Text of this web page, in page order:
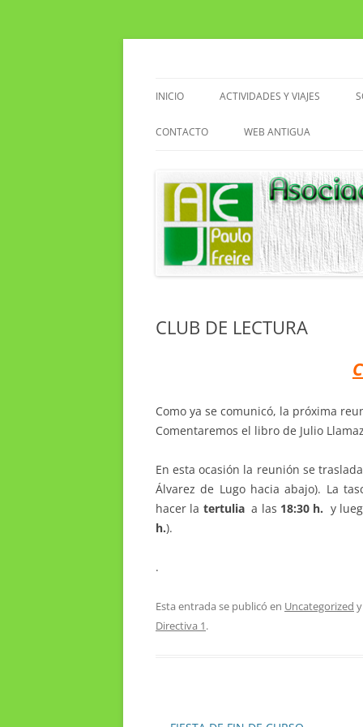
Saltar
INICIO ACTIVIDADES Y VIAJES
VIAJES
EXCURSIONES
SENDERISMO
CLUB DE LECTURA
CONTACTO WEB ANTIGUA
CLUB DE LECTURA
Como ya se comunicó, la próxima
Comentaremos el libro de Julio
En esta ocasión la reunión se
Álvarez de Lugo hacia abajo). La
hacer la tertuliaa las 18:30 h. y
h.).
.
Esta entrada se publicó en Uncategorized
Directiva 1.